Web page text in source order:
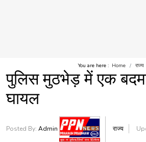
You are here : Home राज्य
पुलिस मुठभेड़ में एक
घायल
Posted By: Admin राज्य